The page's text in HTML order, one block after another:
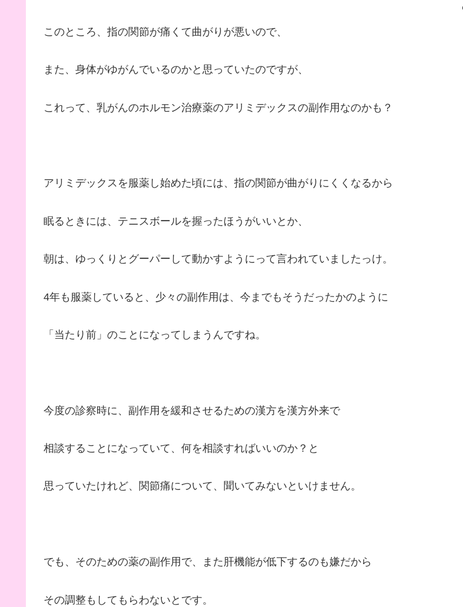
このところ、指の関節が痛くて曲がりが悪いので、
また、身体がゆがんでいるのかと思っていたのですが、
これって、乳がんのホルモン治療薬のアリミデックスの副作用なのかも？
アリミデックスを服薬し始めた頃には、指の関節が曲がりにくくなるから
眠るときには、テニスボールを握ったほうがいいとか、
朝は、ゆっくりとグーパーして動かすようにって言われていましたっけ。
4年も服薬していると、少々の副作用は、今までもそうだったかのように
「当たり前」のことになってしまうんですね。
今度の診察時に、副作用を緩和させるための漢方を漢方外来で
相談することになっていて、何を相談すればいいのか？と
思っていたけれど、関節痛について、聞いてみないといけません。
でも、そのための薬の副作用で、また肝機能が低下するのも嫌だから
その調整もしてもらわないとです。